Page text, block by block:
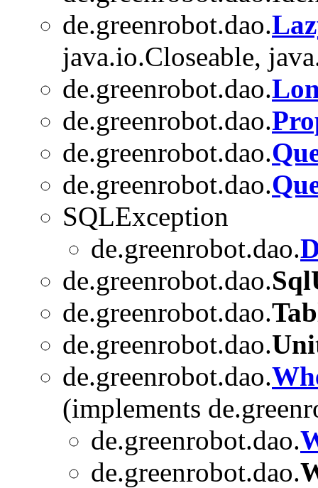
de.greenrobot.dao.
java.io.Closeable,
de.greenrobot.dao.
de.greenrobot.dao.
de.greenrobot.dao.
de.greenrobot.dao.
SQLException
de.greenrobot.dao.
de.greenrobot.dao.
de.greenrobot.dao.
de.greenrobot.dao.
de.greenrobot.dao.
(implements
de.greenrobot.dao.
de.greenrobot.dao.